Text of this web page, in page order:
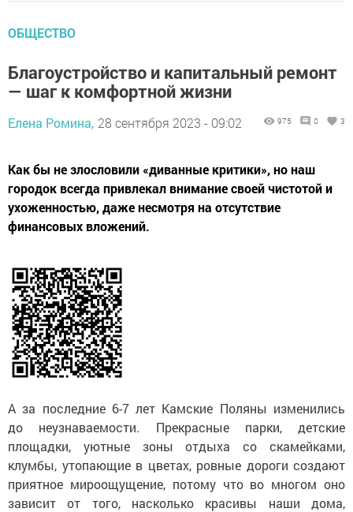
ОБЩЕСТВО
Благоустройство и капитальный ремонт
— шаг к комфортной жизни
Елена Ромина, 28 сентября 2023 - 09:02 975 0 3
Как бы не злословили «диванные критики», но наш
городок всегда привлекал внимание своей чистотой и
ухоженностью, даже несмотря на отсутствие
финансовых вложений.
А за последние 6-7 лет Камские Поляны изменились
до неузнаваемости. Прекрасные парки, детские
площадки, уютные зоны отдыха со скамейками,
клумбы, утопающие в цветах, ровные дороги создают
приятное мироощущение, потому что во многом оно
зависит от того, насколько красивы наши дома,